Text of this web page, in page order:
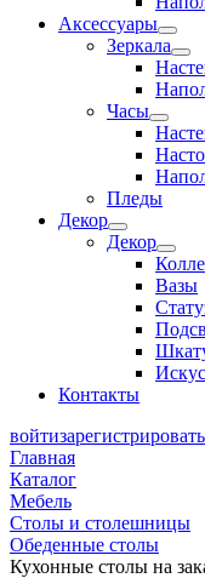
Аксессуары
Зеркала
Часы
Пледы
Декор
Декор
Вазы
Контакты
войти
Главная
Каталог
Мебель
Столы и столешницы
Обеденные столы
Кухонные столы на